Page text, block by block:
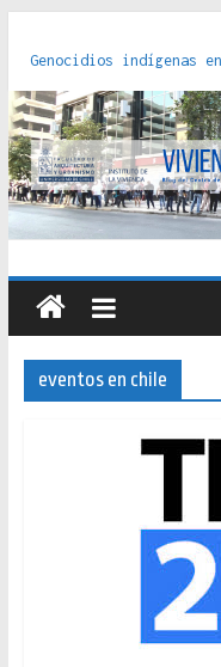
Genocidios indígenas
Estudios sobre la
políticas, prácticas y
Donde el pedernal
crítica de las
Criterios técnicos para
Red de consultorios
Santiago : un
eventos en chile